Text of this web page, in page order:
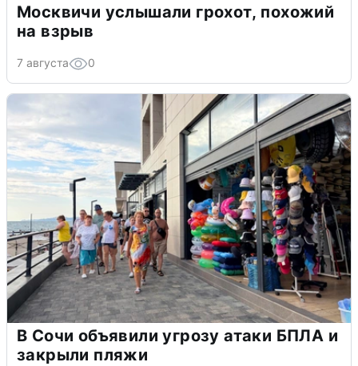
Москвичи услышали грохот, похожий
на взрыв
7 августа 0
В Сочи объявили угрозу атаки БПЛА и
закрыли пляжи